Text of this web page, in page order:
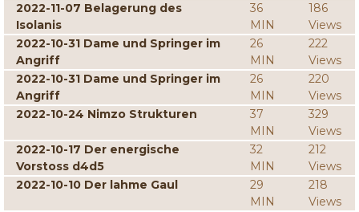
2022-11-07 Belagerung des
Isolanis
36
MIN
186
Views
2022-10-31 Dame und Springer im
Angriff
26
MIN
222
Views
2022-10-31 Dame und Springer im
Angriff
26
MIN
220
Views
2022-10-24 Nimzo Strukturen
37
MIN
329
Views
2022-10-17 Der energische
Vorstoss d4d5
32
MIN
212
Views
2022-10-10 Der lahme Gaul
29
MIN
218
Views